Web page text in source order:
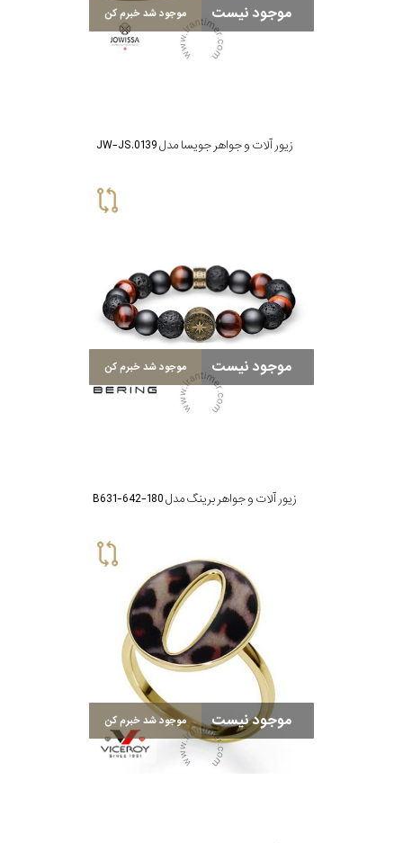
موجود نیست موجود شد خبرم کن
زیور آلات و جواهر جویسا مدل JW-JS.0139
موجود نیست موجود شد خبرم کن
زیور آلات و جواهر برینگ مدل B631-642-180
موجود نیست موجود شد خبرم کن